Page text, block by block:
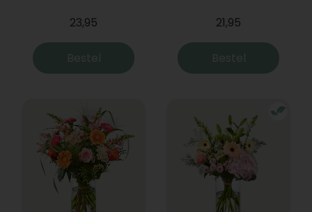
23,95
Bestel
21,95
Bestel